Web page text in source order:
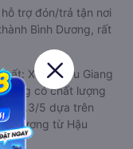
trợ đón/trả tận nơi
Bình Dương, rất
Xe từ Hậu Giang
có chất lượng
từ 3.3/5 dựa trên
Dương từ Hậu